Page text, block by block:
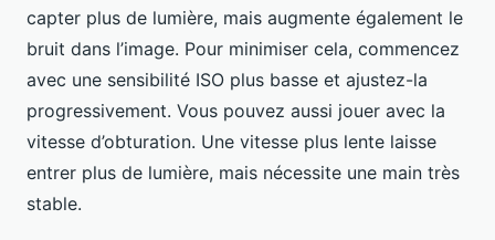
capter plus de lumière, mais augmente également le
bruit dans l’image. Pour minimiser cela, commencez
avec une sensibilité ISO plus basse et ajustez-la
progressivement. Vous pouvez aussi jouer avec la
vitesse d’obturation. Une vitesse plus lente laisse
entrer plus de lumière, mais nécessite une main très
stable.